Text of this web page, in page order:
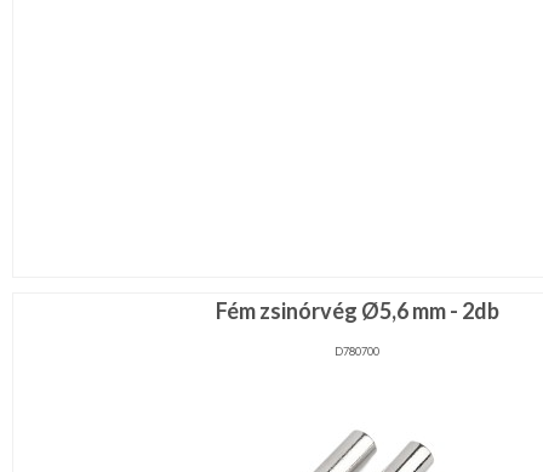
Fém zsinórvég Ø5,6 mm - 2db
D780700